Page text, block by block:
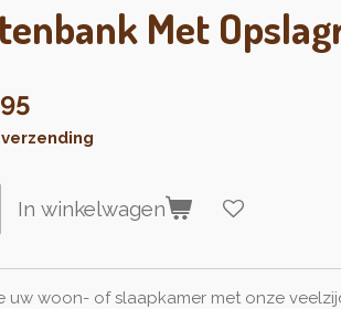
Met
verzending
In winkelwagen
uw woon- of slaapkamer met onze